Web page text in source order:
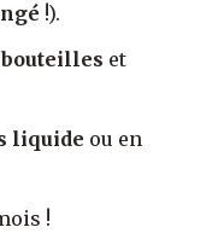
!).
bouteilles et
liquide ou en
!